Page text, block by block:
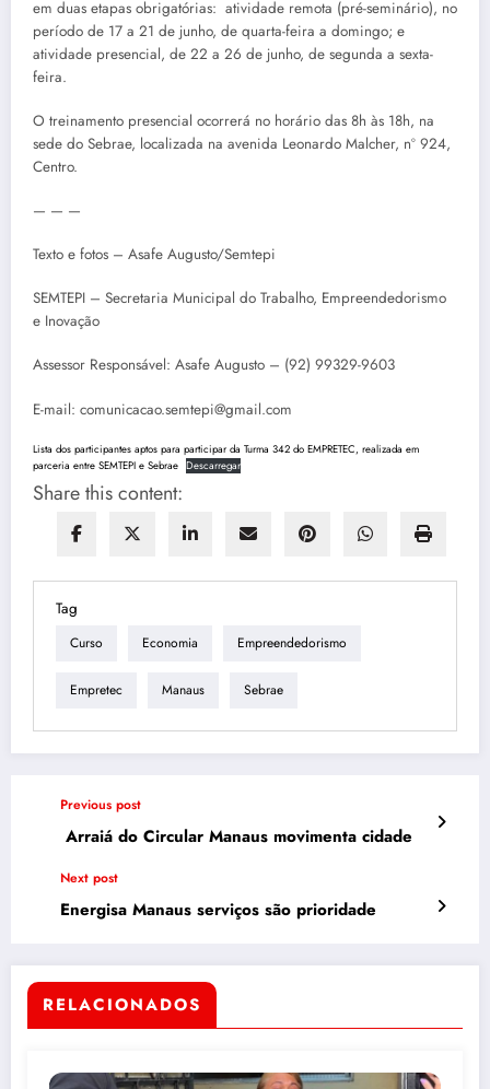
em duas etapas obrigatórias: atividade remota (pré-seminário), no
período de 17 a 21 de junho, de quarta-feira a domingo; e
atividade presencial, de 22 a 26 de junho, de segunda a sexta-
feira.
O treinamento presencial ocorrerá no horário das 8h às 18h, na
sede do Sebrae, localizada na avenida Leonardo Malcher, nº 924,
Centro.
— — —
Texto e fotos – Asafe Augusto/Semtepi
SEMTEPI – Secretaria Municipal do Trabalho, Empreendedorismo
e Inovação
Assessor Responsável: Asafe Augusto – (92) 99329-9603
E-mail: comunicacao.semtepi@gmail.com
Lista dos participantes aptos para participar da Turma 342 do EMPRETEC, realizada em
parceria entre SEMTEPI e Sebrae Descarregar
Share this content:
Tag
Curso Economia Empreendedorismo
Empretec Manaus Sebrae
Previous post
Arraiá do Circular Manaus movimenta cidade
Next post
Energisa Manaus serviços são prioridade
RELACIONADOS